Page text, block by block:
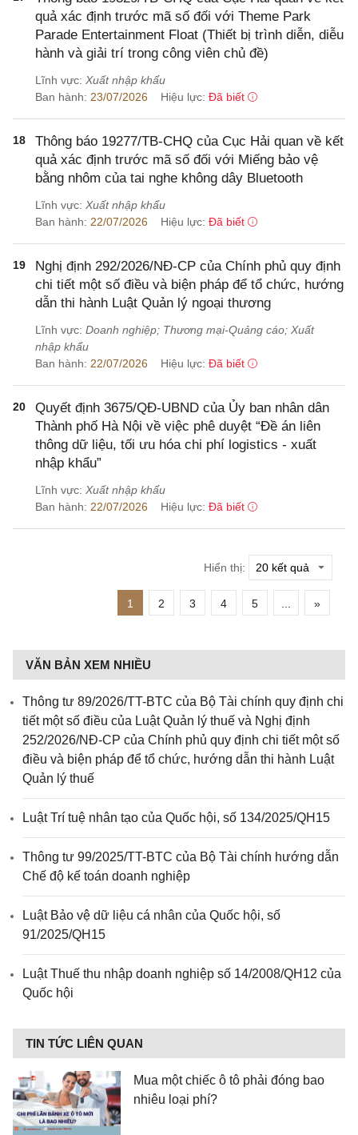
quả xác định trước mã số đối với Theme Park
Parade Entertainment Float (Thiết bị trình diễn, diễu
hành và giải trí trong công viên chủ đề)
Lĩnh vực: Xuất nhập khẩu
Ban hành: 23/07/2026 Hiệu lực: Đã biết
18
Thông báo 19277/TB-CHQ của Cục Hải quan về kết
quả xác định trước mã số đối với Miếng bảo vệ
bằng nhôm của tai nghe không dây Bluetooth
Lĩnh vực: Xuất nhập khẩu
Ban hành: 22/07/2026 Hiệu lực: Đã biết
19
Nghị định 292/2026/NĐ-CP của Chính phủ quy định
chi tiết một số điều và biện pháp để tổ chức, hướng
dẫn thi hành Luật Quản lý ngoại thương
Lĩnh vực: Doanh nghiệp; Thương mại-Quảng cáo; Xuất
nhập khẩu
Ban hành: 22/07/2026 Hiệu lực: Đã biết
20
Quyết định 3675/QĐ-UBND của Ủy ban nhân dân
Thành phố Hà Nội về việc phê duyệt “Đề án liên
thông dữ liệu, tối ưu hóa chi phí logistics - xuất
nhập khẩu”
Lĩnh vực: Xuất nhập khẩu
Ban hành: 22/07/2026 Hiệu lực: Đã biết
Hiển thị:
1 2 3 4 5 »
VĂN BẢN XEM NHIỀU
Thông tư 89/2026/TT-BTC của Bộ Tài chính quy định chi
tiết một số điều của Luật Quản lý thuế và Nghị định
252/2026/NĐ-CP của Chính phủ quy định chi tiết một số
điều và biện pháp để tổ chức, hướng dẫn thi hành Luật
Quản lý thuế
Luật Trí tuệ nhân tạo của Quốc hội, số 134/2025/QH15
Thông tư 99/2025/TT-BTC của Bộ Tài chính hướng dẫn
Chế độ kế toán doanh nghiệp
Luật Bảo vệ dữ liệu cá nhân của Quốc hội, số
91/2025/QH15
Luật Thuế thu nhập doanh nghiệp số 14/2008/QH12 của
Quốc hội
TIN TỨC LIÊN QUAN
Mua một chiếc ô tô phải đóng bao
nhiêu loại phí?